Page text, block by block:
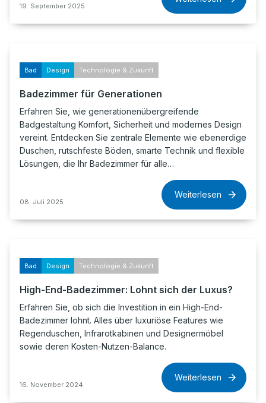
19. September 2025
Bad Design Technologie & Zukunft
Badezimmer für Generationen
Erfahren Sie, wie generationenübergreifende
Badgestaltung Komfort, Sicherheit und modernes Design
vereint. Entdecken Sie zentrale Elemente wie ebenerdige
Duschen, rutschfeste Böden, smarte Technik und flexible
Lösungen, die Ihr Badezimmer für alle…
08. Juli 2025
Weiterlesen
Bad Design Technologie & Zukunft
High-End-Badezimmer: Lohnt sich der Luxus?
Erfahren Sie, ob sich die Investition in ein High-End-
Badezimmer lohnt. Alles über luxuriöse Features wie
Regenduschen, Infrarotkabinen und Designermöbel
sowie deren Kosten-Nutzen-Balance.
16. November 2024
Weiterlesen